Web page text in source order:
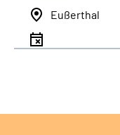
Eußerthal